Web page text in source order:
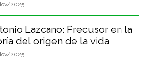
2025
Lazcano: Precusor en la
del origen de la vida
2025